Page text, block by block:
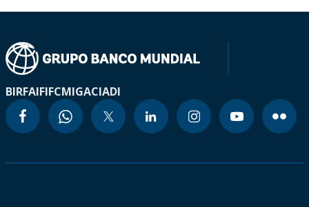
BIRFAIFIFCMIGACIADI